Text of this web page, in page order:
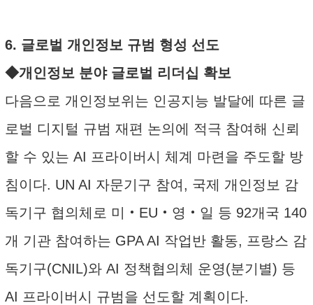
6. 글로벌 개인정보 규범 형성 선도
◆개인정보 분야 글로벌 리더십 확보
다음으로 개인정보위는 인공지능 발달에 따른 글
로벌 디지털 규범 재편 논의에 적극 참여해 신뢰
할 수 있는 AI 프라이버시 체계 마련을 주도할 방
침이다. UN AI 자문기구 참여, 국제 개인정보 감
독기구 협의체로 미‧EU‧영‧일 등 92개국 140
개 기관 참여하는 GPA AI 작업반 활동, 프랑스 감
독기구(CNIL)와 AI 정책협의체 운영(분기별) 등
AI 프라이버시 규범을 선도할 계획이다.